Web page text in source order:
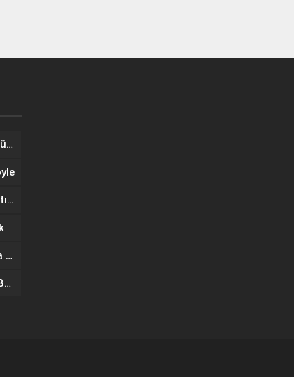
Tuğba Ünal, Dünya Sarılma Günü kapsamında hayranlarıyla buluştu
Wilma Elles Defilede Göz Kamaştırdı, Kuliste Oğlunu Uyuttu
IF Wedding Fashion İzmir’de gala defilesinde yıldızlar geçidi
Ünlü mankenlerden net mesaj: ‘Bayrağımız Kırmızı Çizgimizdir’